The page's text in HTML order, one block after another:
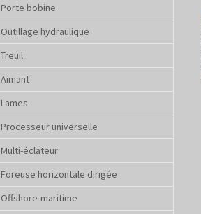
Porte bobine
Outillage hydraulique
Treuil
Aimant
Lames
Processeur universelle
Multi-éclateur
Foreuse horizontale dirigée
Offshore-maritime